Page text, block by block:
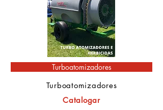
Turboatomizadores
Turboatomizadores
Catalogar